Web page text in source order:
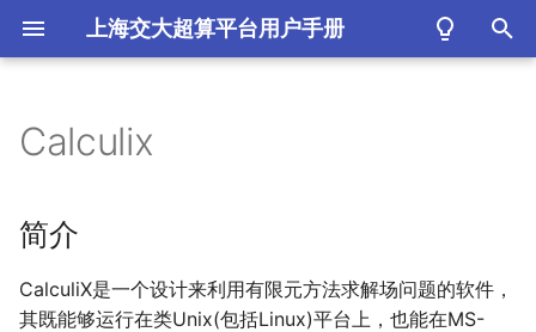
上海交大超算平台用户手册
始
搜
简介
Calculi
在思源一号上自行安装并使
用CalculiX
Calculix
简介
CalculiX是一个设计来利用有限元方法求解场问题的软件，
其既能够运行在类Unix(包括Linux)平台上，也能在MS-